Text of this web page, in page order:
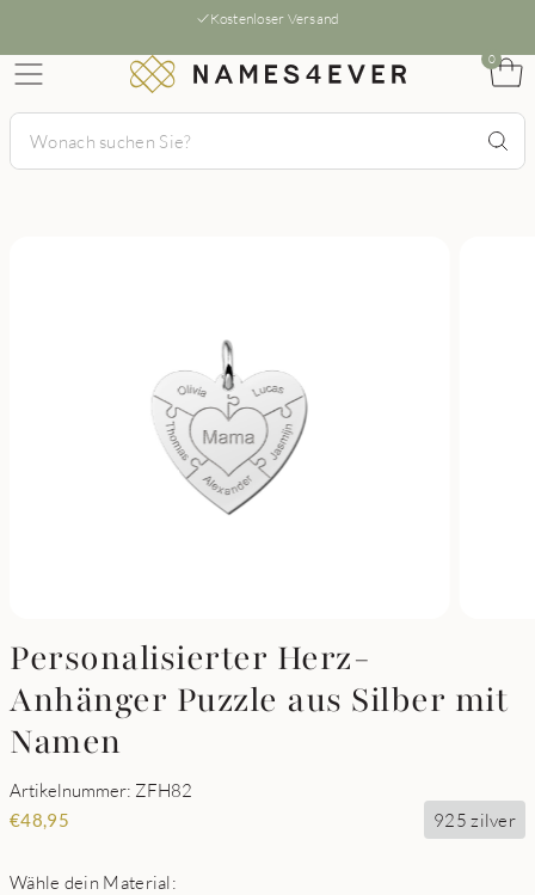
Kostenloser Versand
0
Personalisierter Herz-
Anhänger Puzzle aus Silber mit
Namen
Artikelnummer: ZFH82
€48,95 925 zilver
Wähle dein Material: